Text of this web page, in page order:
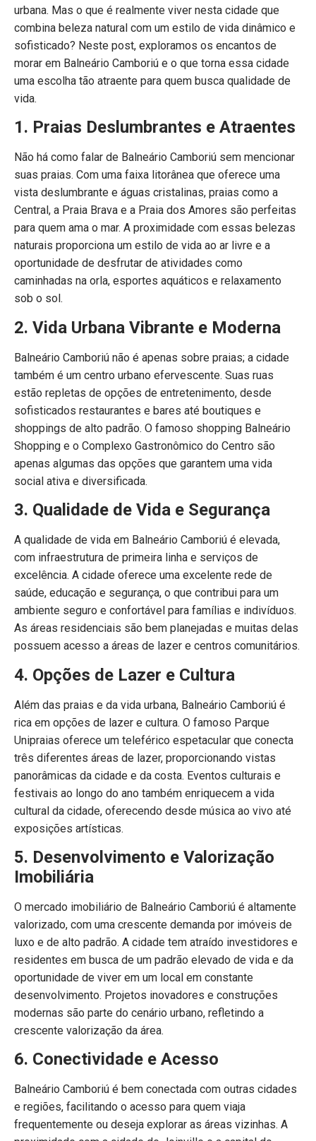
urbana. Mas o que é realmente viver nesta cidade que
combina beleza natural com um estilo de vida dinâmico e
sofisticado? Neste post, exploramos os encantos de
morar em Balneário Camboriú e o que torna essa cidade
uma escolha tão atraente para quem busca qualidade de
vida.
1. Praias Deslumbrantes e Atraentes
Não há como falar de Balneário Camboriú sem mencionar
suas praias. Com uma faixa litorânea que oferece uma
vista deslumbrante e águas cristalinas, praias como a
Central, a Praia Brava e a Praia dos Amores são perfeitas
para quem ama o mar. A proximidade com essas belezas
naturais proporciona um estilo de vida ao ar livre e a
oportunidade de desfrutar de atividades como
caminhadas na orla, esportes aquáticos e relaxamento
sob o sol.
2. Vida Urbana Vibrante e Moderna
Balneário Camboriú não é apenas sobre praias; a cidade
também é um centro urbano efervescente. Suas ruas
estão repletas de opções de entretenimento, desde
sofisticados restaurantes e bares até boutiques e
shoppings de alto padrão. O famoso shopping Balneário
Shopping e o Complexo Gastronômico do Centro são
apenas algumas das opções que garantem uma vida
social ativa e diversificada.
3. Qualidade de Vida e Segurança
A qualidade de vida em Balneário Camboriú é elevada,
com infraestrutura de primeira linha e serviços de
excelência. A cidade oferece uma excelente rede de
saúde, educação e segurança, o que contribui para um
ambiente seguro e confortável para famílias e indivíduos.
As áreas residenciais são bem planejadas e muitas delas
possuem acesso a áreas de lazer e centros comunitários.
4. Opções de Lazer e Cultura
Além das praias e da vida urbana, Balneário Camboriú é
rica em opções de lazer e cultura. O famoso Parque
Unipraias oferece um teleférico espetacular que conecta
três diferentes áreas de lazer, proporcionando vistas
panorâmicas da cidade e da costa. Eventos culturais e
festivais ao longo do ano também enriquecem a vida
cultural da cidade, oferecendo desde música ao vivo até
exposições artísticas.
5. Desenvolvimento e Valorização
Imobiliária
O mercado imobiliário de Balneário Camboriú é altamente
valorizado, com uma crescente demanda por imóveis de
luxo e de alto padrão. A cidade tem atraído investidores e
residentes em busca de um padrão elevado de vida e da
oportunidade de viver em um local em constante
desenvolvimento. Projetos inovadores e construções
modernas são parte do cenário urbano, refletindo a
crescente valorização da área.
6. Conectividade e Acesso
Balneário Camboriú é bem conectada com outras cidades
e regiões, facilitando o acesso para quem viaja
frequentemente ou deseja explorar as áreas vizinhas. A